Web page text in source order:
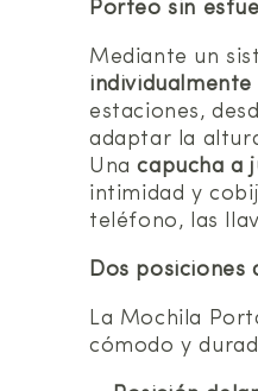
Porteo sin
Mediante un
estaciones,
adaptar la
Unacapucha a
intimidad y
teléfono, las
Dos posiciones
La Mochila
cómodo y